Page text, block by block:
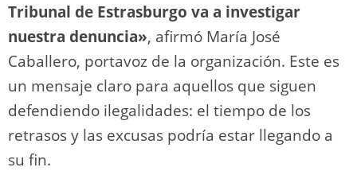
Tribunal de Estrasburgo va a investigar
nuestra denuncia», afirmó María José
Caballero, portavoz de la organización. Este es
un mensaje claro para aquellos que siguen
defendiendo ilegalidades: el tiempo de los
retrasos y las excusas podría estar llegando a
su fin.